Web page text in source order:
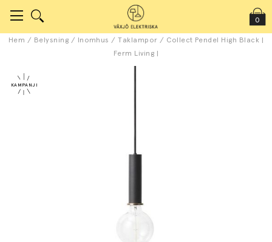
0
Hem / Belysning / Inomhus /Taklampor / Collect Pendel High Black |
Ferm Living |